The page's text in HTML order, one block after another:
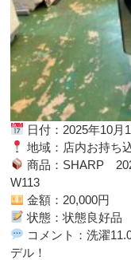
日付：2025年10月
地域：店内お持ち
商品：SHARP
W113
金額：20,000円
状態：状態良好品
コメント：洗濯
デル！